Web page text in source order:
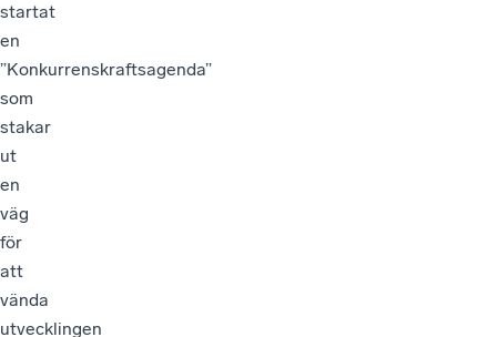
startat
en
”Konkurrenskraftsagenda”
som
stakar
ut
en
väg
för
att
vända
utvecklingen